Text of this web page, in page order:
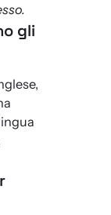
gli